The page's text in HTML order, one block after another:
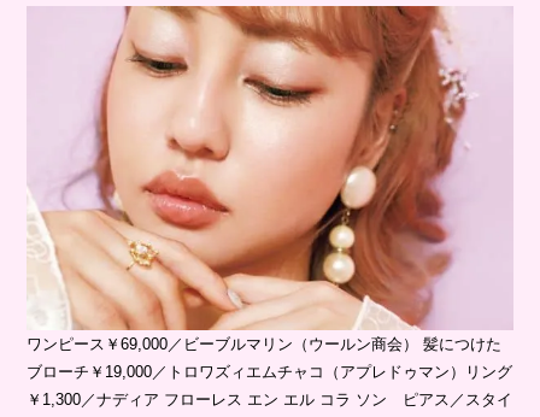
ワンピース￥69,000／ビーブルマリン（ウールン商会） 髪につけた
ブローチ￥19,000／トロワズィエムチャコ（アプレドゥマン）リング
￥1,300／ナディア フローレス エン エル コラ ソン ピアス／スタイ